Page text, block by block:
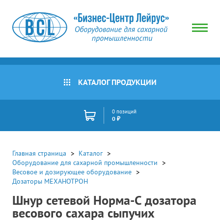
КАТАЛОГ ПРОДУКЦИИ
0 позиций
0 ₽
Главная страница
Каталог
Оборудование для сахарной промышленности
Весовое и дозирующее оборудование
Дозаторы МЕХАНОТРОН
Шнур сетевой Норма-С дозатора
весового сахара сыпучих